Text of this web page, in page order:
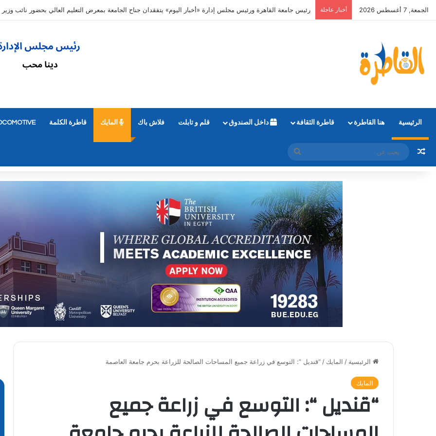
الجمعة, 7 أغسطس 2026 أخبار عاجلة التعليم العالي: طلاب المرحلة الأولى يمكنهم تعديل رغباتهم حتى 7 مساء الأحد 9 أغسطس
الرئيسية هنا القاطرة قاطرة الثقافة داخل الصندوق قلم و تابلت فلاش باك المايك قاطرة الكلمة
مقال عشوائي
بحث
عن
الرئيسية / المايك / “قنديل “: التوسع في زراعة جميع المساحات الصالحة للزراعة بحرم جامعة العاصمة
المايك
“قنديل “: التوسع في زراعة جميع